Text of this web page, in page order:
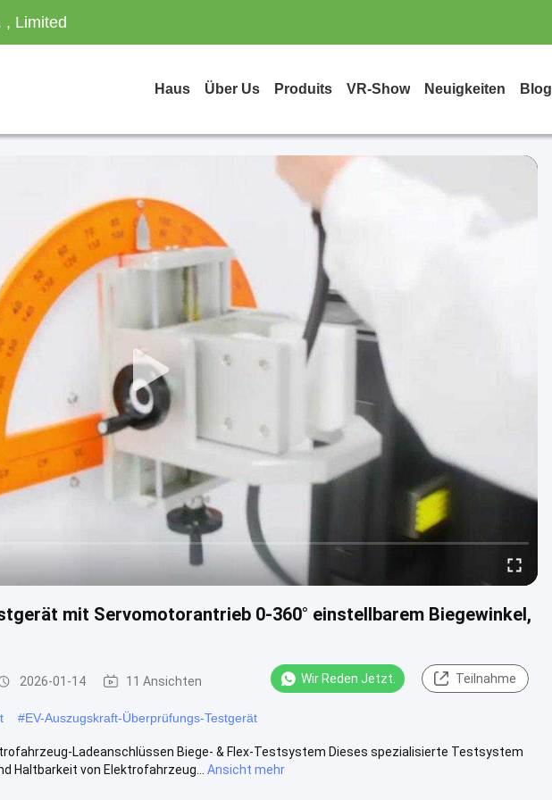
, Limited
Haus Über Us Produits VR-Show Neuigkeiten Blog
mit Servomotorantrieb 0-360° einstellbarem Biegewinkel,
2026-01-14 11 Ansichten Wir Reden Jetzt. Teilnahme
#EV-Auszugskraft-Überprüfungs-Testgerät
Ladeanschlüssen Biege- & Flex-Testsystem Dieses spezialisierte Testsystem
Haltbarkeit von Elektrofahrzeug...
Ansicht mehr